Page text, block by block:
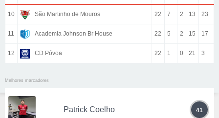
10 São Martinho de Mouros 22 7 2 13 23
11 Academia Johnson Br House 22 5 2 15 17
12 CD Póvoa 22 1 0 21 3
Melhores marcadores
Patrick Coelho 41